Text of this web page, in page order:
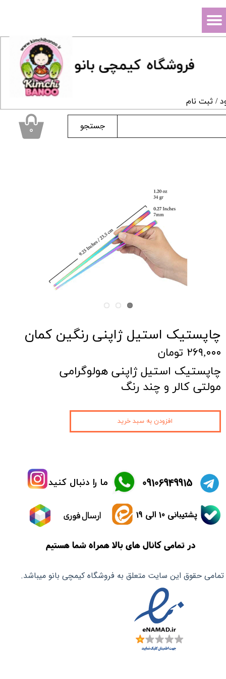
فروشگاه کیمچی بانو
جستجو
/ ثبت نام
حساب کاربری من
سفارشات
۰
چاپستیک استیل ژاپنی رنگین کمان
۲۶۹,۰۰۰ تومان
چاپستیک استیل ژاپنی هولوگرامی
مولتی کالر و چند رنگ
افزودن به سبد خرید
تمامی حقوق این سایت متعلق به فروشگاه کیمچی بانو میباشد.
ما را دنبال کنید ​09106949915
ارسال فوری پشتیبانی 10 الی 19
در تمامی کانال های بالا همراه شما هستیم